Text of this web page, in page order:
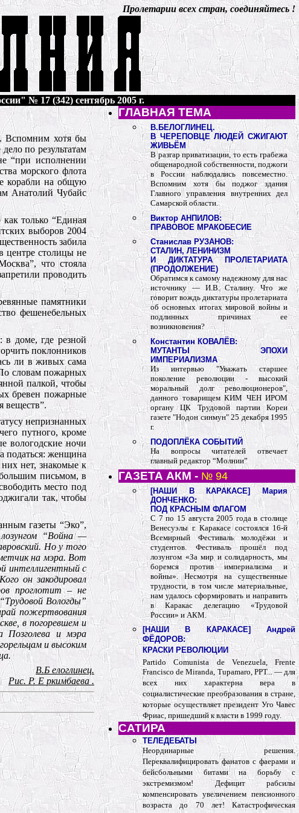
Пролетарии всех стран, соединяйтесь !
№ 17 (342) сентябрь 2005 г.
Вспомним хотя бы
по результатам
“при исполнении
морского флота
корабли на общую
Анатолий Чубайс
только “Единая
выборов 2004
забила
центре столицы не
что стояла
проводить
памятники
фешенебельных
доме, где резной
поклонников
ли в живых сама
словам пожарных
палкой, чтобы
бревен пожарные
веществ”.
непризнанных
путного, кроме
вологодские ночи
податься: женщина
нет, знакомые к
письмом, в
место под
так, чтобы
газеты “Эко”,
“Война —
Но у того
на мэра. Вот
интеллигентный с
он закодировал
проглотит – не
Вологды”
пожертвования
в погоревшем и
Позголева и мэра
и высоким
В.Б елоглинец.
Рис. Р. Е ркимбаева .
ГЛАВНАЯ ТЕМА
В.БЕЛОГЛИНЕЦ.
В ЧЕРЕПОВЦЕ ЛЮДЕЙ СЖИГАЮТ
ЖИВЬЁМ
В разгар приватизации, то есть грабежа
общенародной собственности, поджоги
в России наблюдались повсеместно.
Вспомним хотя бы поджог здания
Главного управления внутренних дел
Самарской области.
Виктор АНПИЛОВ:
ПРАВОВОЕ МРАКОБЕСИЕ
Станислав РУЗАНОВ:
СТАЛИН, ЛЕНИНИЗМ
И ДИКТАТУРА ПРОЛЕТАРИАТА
(ПРОДОЛЖЕНИЕ)
Обратимся к самому надежному для нас
источнику — И.В. Сталину. Что же
говорит вождь диктатуры пролетариата
об основных итогах мировой войны и
подлинных причинах ее
возникновения?
Константин КОВАЛЁВ:
МУТАНТЫ ЭПОХИ
ИМПЕРИАЛИЗМА
Из интервью "Уважать старшее
поколение революции - высокий
моральный долг революционеров",
данного товарищем КИМ ЧЕН ИРОМ
органу ЦК Трудовой партии Кореи
газете "Нодон синмун" 25 декабря 1995
г.
ПОДОПЛЁКА СОБЫТИЙ
На вопросы читателей отвечает
главный редактор “Молнии”
ГАЗЕТА АКМ - № 94
[НАШИ В КАРАКАСЕ] Мария
ДОНЧЕНКО:
ПОД КРАСНЫМ ФЛАГОМ
С 7 по 15 августа 2005 года в столице
Венесуэлы г. Каракасе состоялся 16-й
Всемирный Фестиваль молодёжи и
студентов. Фестиваль прошёл под
лозунгом «За мир и солидарность, мы
боремся против империализма и
войны». Несмотря на существенные
трудности, в том числе материальные,
нам удалось сформировать и направить
в Каракас делегацию «Трудовой
России» и АКМ.
[НАШИ В КАРАКАСЕ] Андрей
ФЁДОРОВ:
КРАСКИ РЕВОЛЮЦИИ
Partido Comunista de Venezuela, Frente
Francisco de Miranda, Tupamaro, PPT... — для
всех них характерна вера в
социалистические преобразования в стране,
которые осуществляет президент Уго Чавес
Фриас, пришедший к власти в 1999 году.
САТИРА
ТЕЛЕДЕБАТЫ
Неординарные решения.
Переквалифицировать фанатов с фаерами и
бейсбольными битами на борьбу с
экстремизмом! Дефицит рабсилы
компенсировать увеличением пенсионного
возраста до 70 лет! Катастрофическая